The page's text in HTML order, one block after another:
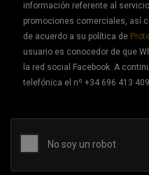
información referente al
promociones comerciales, así
de acuerdo a su política de
usuario es conocedor de que
la red social Facebook. A
telefónica el nº +34 696 413